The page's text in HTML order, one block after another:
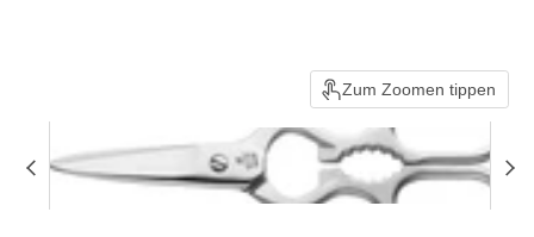
Zum Zoomen tippen